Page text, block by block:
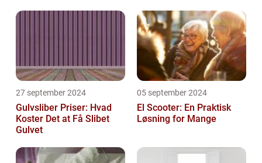
27 september 2024
Gulvsliber Priser: Hvad
Koster Det at Få Slibet
Gulvet
05 september 2024
El Scooter: En Praktisk
Løsning for Mange